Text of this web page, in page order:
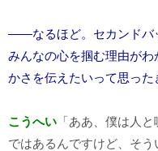
――なるほど。セカンドバ
みんなの心を掴む理由が
かさを伝えたいって思っ
こうへい 「ああ、僕は人
ではあるんですけど、そ